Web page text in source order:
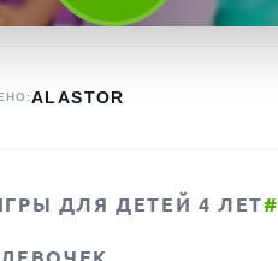
ALASTOR
ДЛЯ ДЕТЕЙ 4 ЛЕТ#